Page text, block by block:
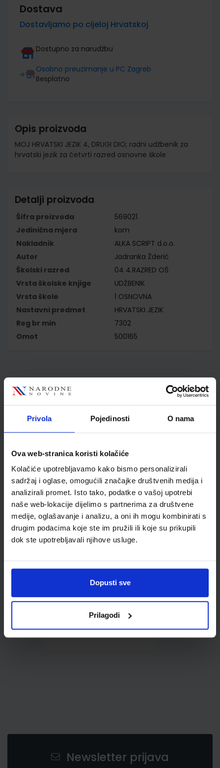
Privola Pojedinosti O nama
Ova web-stranica koristi kolačiće
Kolačiće upotrebljavamo kako bismo personalizirali
sadržaj i oglase, omogućili značajke društvenih medija i
analizirali promet. Isto tako, podatke o vašoj upotrebi
naše web-lokacije dijelimo s partnerima za društvene
medije, oglašavanje i analizu, a oni ih mogu kombinirati s
drugim podacima koje ste im pružili ili koje su prikupili
dok ste upotrebljavali njihove usluge.
Dopusti sve
Prilagodi
Dostava
Dostavljamo po cijeloj Hrvatskoj
Dostupno za narudžbu
Osobno preuzimanje u PC Zagreb
Besplatno
Opis proizvoda
MOJ HRVATSKI JEZIK 4, DRUGI DIO; radni udžbenik za
hrvatski jezik za četvrti razred osnovne škole
Detalji proizvoda
Šifra proizvoda
569021
Jedinična mjera
kom
Nakladnik
ALKA SCRIPT d.o.o.
Autor
Jadranka Žderić
Školski razred
04 4.RAZRED OŠ
Vrsta školske knjige
UDŽBENIK
Vrsta škole
1 OSNOVNA
Nastavni predmet
HRVATSKI JEZIK
Reg br min
7302
Omot
500165
Kupci najčešće biraju..
Omot PVC za školske
udžbenike; dimenzije
435x304; tip 165
0,85 €
Newsletter prijava